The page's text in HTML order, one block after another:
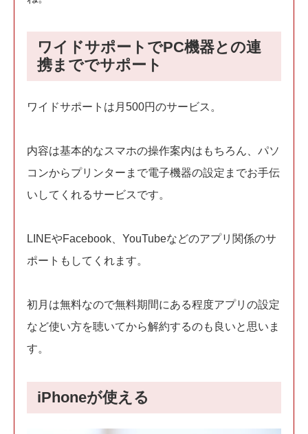
ワイドサポートでPC機器との連
携まででサポート
ワイドサポートは月500円のサービス。
内容は基本的なスマホの操作案内はもちろん、パソ
コンからプリンターまで電子機器の設定までお手伝
いしてくれるサービスです。
LINEやFacebook、YouTubeなどのアプリ関係のサ
ポートもしてくれます。
初月は無料なので無料期間にある程度アプリの設定
など使い方を聴いてから解約するのも良いと思いま
す。
iPhoneが使える